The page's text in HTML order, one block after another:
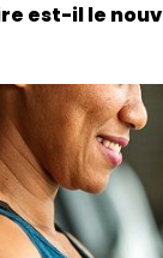
est-il le